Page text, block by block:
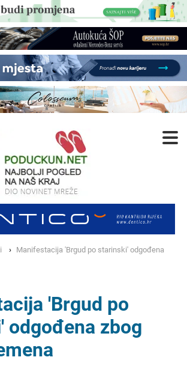
Manifestacija 'Brgud po starinski' odgođena
'Brgud po
odgođena zbog